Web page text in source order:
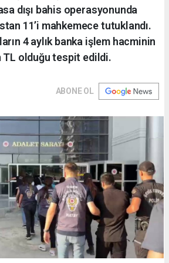
dışı bahis operasyonunda
11’i mahkemece tutuklandı.
4 aylık banka işlem hacminin
TL olduğu tespit edildi.
ABONE OL